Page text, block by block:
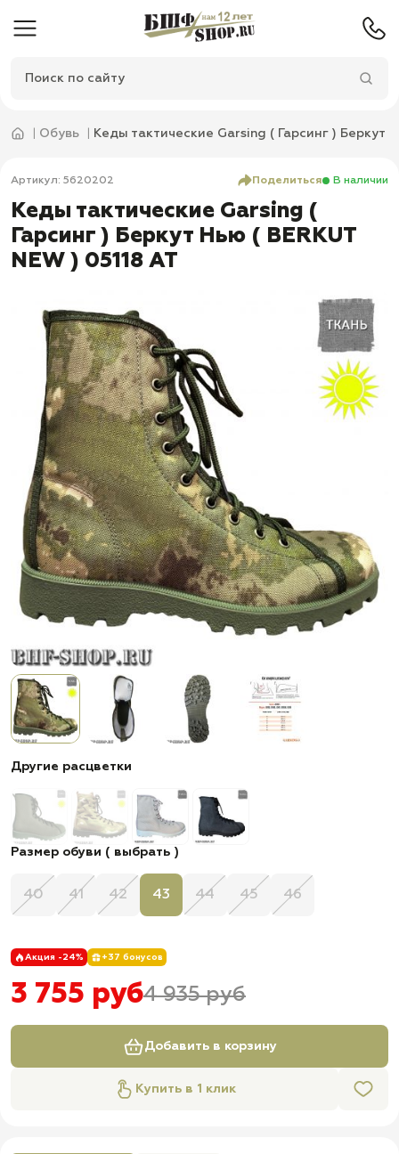
Обувь Кеды тактические Garsing ( Гарсинг ) Беркут
Артикул: 5620202 Поделиться В наличии
Кеды тактические Garsing (
Гарсинг ) Беркут Нью ( BERKUT
NEW ) 05118 AT
Другие расцветки
Размер обуви ( выбрать )
40 41 42 43 44 45 46
Акция -24% +37 бонусов
3 755 руб4 935 руб
Добавить в корзину
Купить в 1 клик